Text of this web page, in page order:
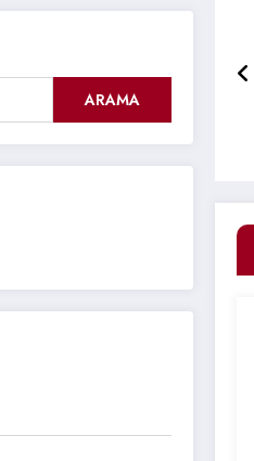
ARAMA